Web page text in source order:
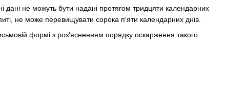
дані не можуть бути надані протягом тридцяти календарних
не може перевищувати сорока п'яти календарних днів.
формі з роз'ясненням порядку оскарження такого